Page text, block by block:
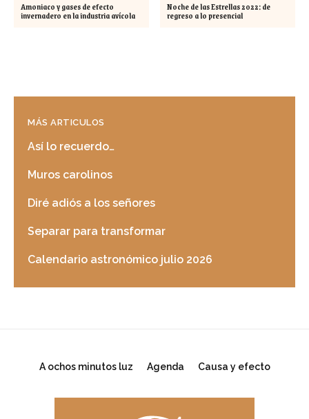
Amoniaco y gases de efecto
invernadero en la industria avícola
Noche de las Estrellas 2022: de
regreso a lo presencial
MÁS ARTICULOS
Así lo recuerdo…
Muros carolinos
Diré adiós a los señores
Separar para transformar
Calendario astronómico julio 2026
A ochos minutos luz Agenda Causa y efecto